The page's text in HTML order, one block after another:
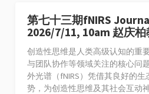
第七十三期fNIRS
2026/7/11, 10am 赵庆
创造性思维是人类高级认知的重
与团队协作等领域关注的核心问
外光谱（fNIRS）凭借其良好的
势，为创造性思维及其社会互动